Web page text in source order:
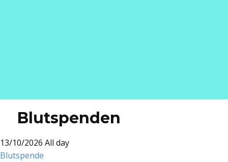
Blutspenden
13/10/2026 All day
Blutspende